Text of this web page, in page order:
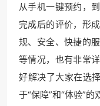
从手机一键预约，
完成后的评价，形
规、安全、快捷的
等情况，也有非常
好解决了大家在选择
于“保障”和“体验”的